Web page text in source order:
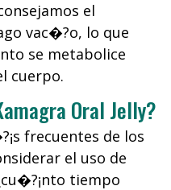
el
vac�?­o, lo que
se metabolice
cuerpo.
Oral Jelly?
frecuentes de los
el uso de
tiempo